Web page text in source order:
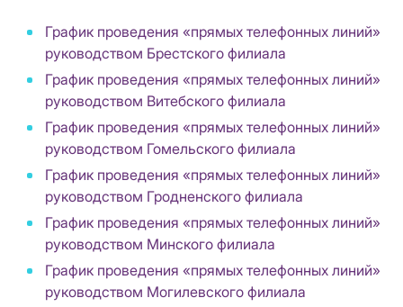
График проведения «прямых телефонных линий»
руководством Брестского филиала
График проведения «прямых телефонных линий»
руководством Витебского филиала
График проведения «прямых телефонных линий»
руководством Гомельского филиала
График проведения «прямых телефонных линий»
руководством Гродненского филиала
График проведения «прямых телефонных линий»
руководством Минского филиала
График проведения «прямых телефонных линий»
руководством Могилевского филиала